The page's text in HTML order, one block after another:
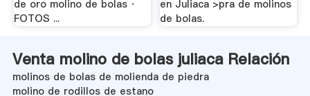
de oro molino de bolas ·
FOTOS ...
en Juliaca >pra de molinos
de bolas.
Venta molino de bolas juliaca Relación
molinos de bolas de molienda de piedra
molino de rodillos de estano